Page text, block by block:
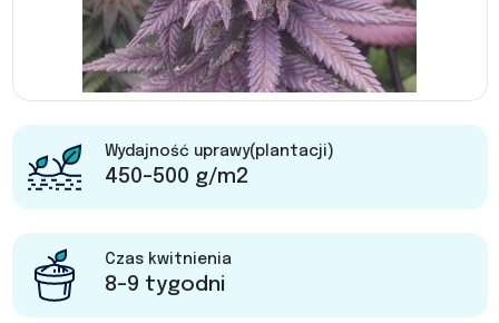
Wydajność uprawy(plantacji)
450-500 g/m2
Czas kwitnienia
8-9 tygodni